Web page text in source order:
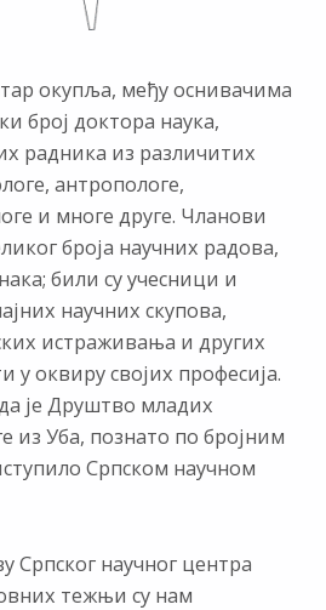
окупља, међу оснивачима
број доктора наука,
радника из различитих
антропологе,
и многе друге. Чланови
броја научних радова,
били су учесници и
научних скупова,
истраживања и других
у оквиру својих професија.
је Друштво младих
из Уба, познато по бројним
Српском научном
Српског научног центра
тежњи су нам